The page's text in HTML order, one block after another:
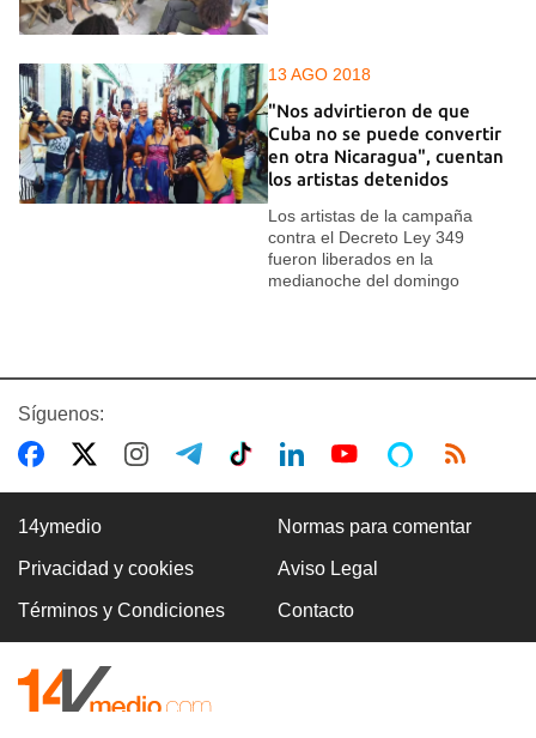
13 AGO 2018
"Nos advirtieron de que
Cuba no se puede convertir
en otra Nicaragua", cuentan
los artistas detenidos
Los artistas de la campaña
contra el Decreto Ley 349
fueron liberados en la
medianoche del domingo
Síguenos:
14ymedio Normas para comentar
Privacidad y cookies Aviso Legal
Términos y Condiciones Contacto